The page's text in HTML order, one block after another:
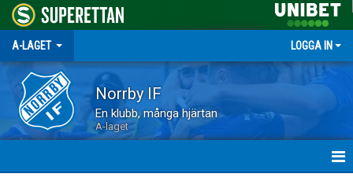
A-LAGET LOGGA IN
Norrby IF
En klubb, många hjärtan
A-laget